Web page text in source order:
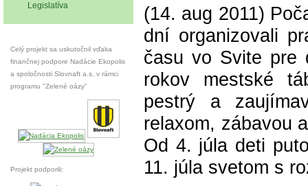
Legislatíva
Celý projekt sa uskutočnil vďaka
finančnej podpore Nadácie Ekopolis
a spoločnosti Slovnaft a.s. v rámci
programu "Zelené oázy"
Projekt podporili:
(14. aug 2011)
dní organizovali
času vo Svite pre
rokov mestské
pestrý a
relaxom, zábavou
Od 4. júla deti
11. júla svetom s